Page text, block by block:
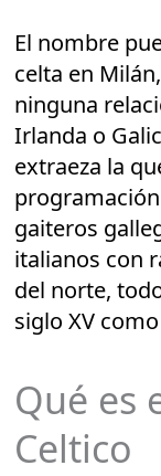
El nombre
celta en
ninguna
Irlanda o
extraeza la
gaiteros
italianos con
del norte,
siglo XV
Qué es
Celtico